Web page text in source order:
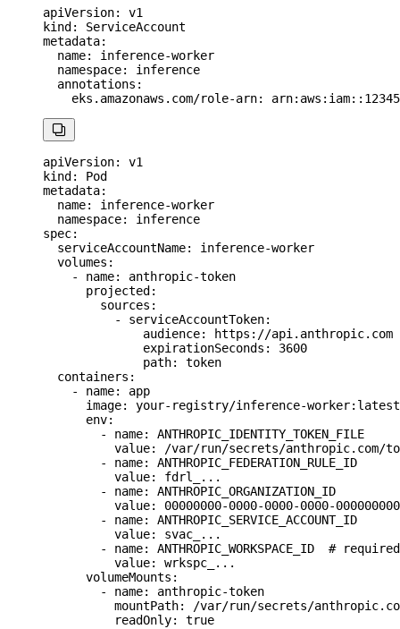
apiVersion: v1
kind : ServiceAccount
metadata:
  name
: inference-worker
  namespace
: inference
  annotations
:
    eks.amazonaws.com/role-arn
:

apiVersion: v1
kind : Pod
metadata:
  name
: inference-worker
  namespace
: inference
spec:
  serviceAccountName
: inference-worker
  volumes
:
    -
name: anthropic-token
      projected
:
        sources
:
          -
serviceAccountToken:
              audience
:
https://api.anthropic.com
              expirationSeconds
: 3600
              path
: token
  containers
:
    -
name: app
      image
: your-registry/inference-worker:latest
      env
:
        -
name: ANTHROPIC_IDENTITY_TOKEN_FILE
          value
:
/var/run/secrets/anthropic.com/
        -
name: ANTHROPIC_FEDERATION_RULE_ID
          value
: fdrl_...
        -
name: ANTHROPIC_ORGANIZATION_ID
          value
: 00000000-0000-0000-0000-
        -
name: ANTHROPIC_SERVICE_ACCOUNT_ID
          value
: svac_...
        -
name: ANTHROPIC_WORKSPACE_ID
#
          value
: wrkspc_...
      volumeMounts
:
        -
name: anthropic-token
          mountPath
:
/var/run/secrets/
          readOnly
: true